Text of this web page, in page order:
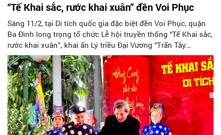
“Tế Khai sắc, rước khai xuân” đền Voi Phục
Sáng 11/2, tại Di tích quốc gia đặc biệt đền Voi Phục, quận
Ba Đình long trọng tổ chức Lễ hội truyền thống “Tế Khai sắc,
rước khai xuân”, khai ấn Lý triều Đại Vương “Trấn Tây
Thượng Đẳng”.